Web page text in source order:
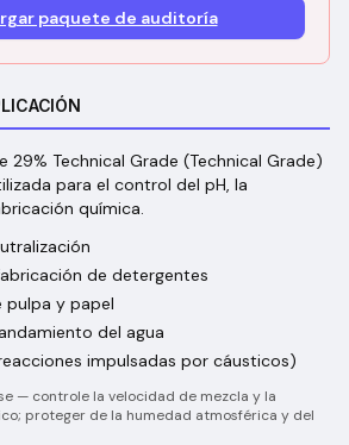
paquete de auditoría
29% Technical Grade (Technical Grade)
para el control del pH, la
química.
de detergentes
pulpa y papel
del agua
impulsadas por cáusticos)
— controle la velocidad de mezcla y la
proteger de la humedad atmosférica y del